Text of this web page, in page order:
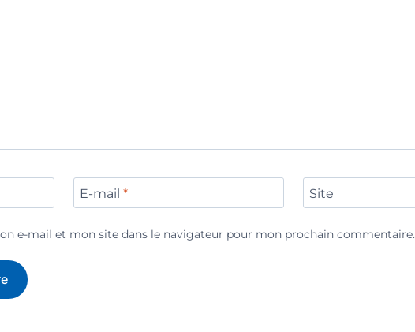
E-mail* Site
e-mail et mon site dans le navigateur pour mon prochain commentaire.